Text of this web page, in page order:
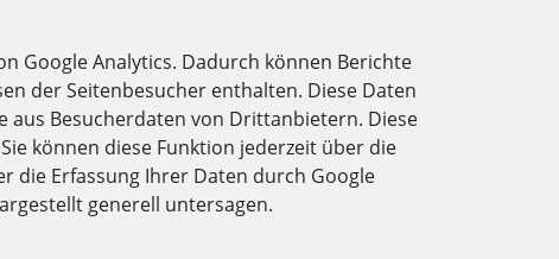
Google Analytics. Dadurch können Berichte
der Seitenbesucher enthalten. Diese Daten
aus Besucherdaten von Drittanbietern. Diese
können diese Funktion jederzeit über die
die Erfassung Ihrer Daten durch Google
generell untersagen.